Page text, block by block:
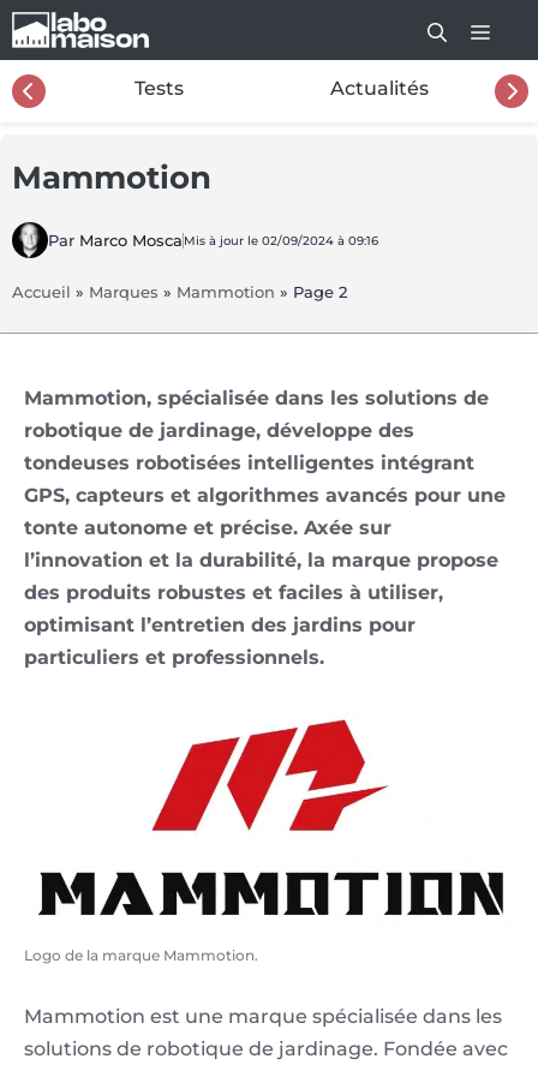
Aller
au
contenu
Tests Actualités
Mammotion
Par Marco Mosca Mis à jour le 02/09/2024 à 09:16
Accueil » Marques » Mammotion » Page 2
Mammotion, spécialisée dans les solutions de
robotique de jardinage, développe des
tondeuses robotisées intelligentes intégrant
GPS, capteurs et algorithmes avancés pour une
tonte autonome et précise. Axée sur
l’innovation et la durabilité, la marque propose
des produits robustes et faciles à utiliser,
optimisant l’entretien des jardins pour
particuliers et professionnels.
Logo de la marque Mammotion.
Mammotion est une marque spécialisée dans les
solutions de robotique de jardinage. Fondée avec